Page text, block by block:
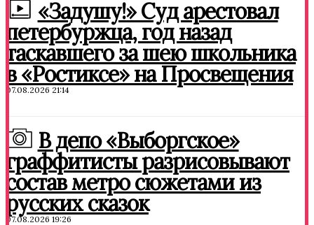
«Задушу!» Суд арестовал
петербуржца, год назад
таскавшего за шею школьника
в «Ростиксе» на Просвещения
07.08.2026 21:14
В депо «Выборгское»
граффитисты разрисовывают
состав метро сюжетами из
русских сказок
07.08.2026 19:26